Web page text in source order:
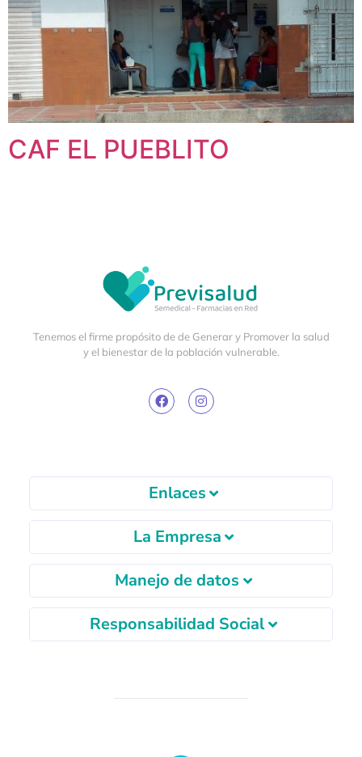
CAF EL PUEBLITO
Tenemos el firme propósito de de Generar y Promover la salud
y el bienestar de la población vulnerable.
Enlaces
La Empresa
Manejo de datos
Responsabilidad Social